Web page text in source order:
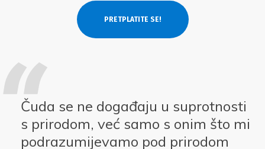
Čuda se ne događaju u suprotnosti
s prirodom, već samo s onim što mi
podrazumijevamo pod prirodom